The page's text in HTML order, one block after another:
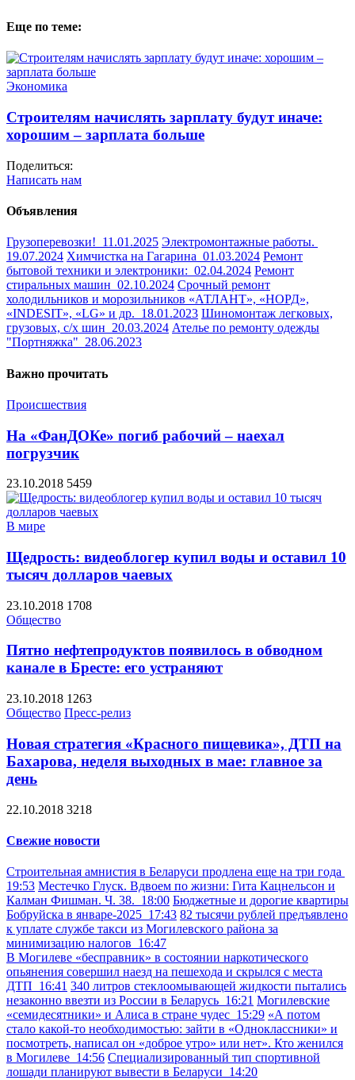
Еще по теме:
Экономика
Строителям начислять зарплату будут иначе:
хорошим – зарплата больше
Поделиться:
Написать нам
Объявления
Грузоперевозки! 11.01.2025 Электромонтажные работы.
19.07.2024 Химчистка на Гагарина 01.03.2024 Ремонт
бытовой техники и электроники: 02.04.2024 Ремонт
стиральных машин 02.10.2024 Срочный ремонт
холодильников и морозильников «АТЛАНТ», «НОРД»,
«INDESIT», «LG» и др. 18.01.2023 Шиномонтаж легковых,
грузовых, с/х шин 20.03.2024 Ателье по ремонту одежды
"Портняжка" 28.06.2023
Важно прочитать
Происшествия
На «ФанДОКе» погиб рабочий – наехал
погрузчик
23.10.2018 5459
В мире
Щедрость: видеоблогер купил воды и оставил 10
тысяч долларов чаевых
23.10.2018 1708
Общество
Пятно нефтепродуктов появилось в обводном
канале в Бресте: его устраняют
23.10.2018 1263
Общество Пресс-релиз
Новая стратегия «Красного пищевика», ДТП на
Бахарова, неделя выходных в мае: главное за
день
22.10.2018 3218
Свежие новости
Строительная амнистия в Беларуси продлена еще на три года
19:53 Местечко Глуск. Вдвоем по жизни: Гита Кацнельсон и
Калман Фишман. Ч. 38. 18:00 Бюджетные и дорогие квартиры
Бобруйска в январе-2025 17:43 82 тысячи рублей предъявлено
к уплате службе такси из Могилевского района за
минимизацию налогов 16:47
В Могилеве «бесправник» в состоянии наркотического
опьянения совершил наезд на пешехода и скрылся с места
ДТП 16:41 340 литров стеклоомывающей жидкости пытались
незаконно ввезти из России в Беларусь 16:21 Могилевские
«семидесятники» и Алиса в стране чудес 15:29 «А потом
стало какой-то необходимостью: зайти в «Одноклассники» и
посмотреть, написал он «доброе утро» или нет». Кто женился
в Могилеве 14:56 Специализированный тип спортивной
лошади планируют вывести в Беларуси 14:20